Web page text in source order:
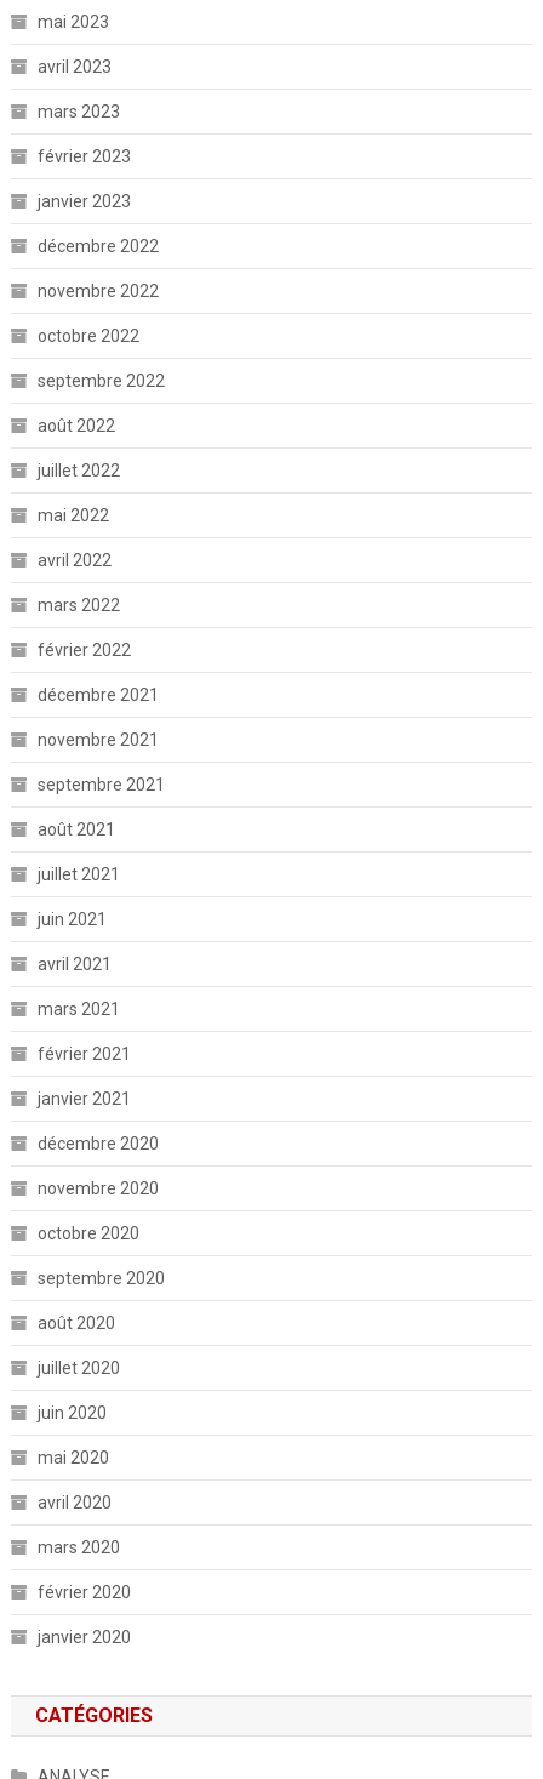
mai 2023
avril 2023
mars 2023
février 2023
janvier 2023
décembre 2022
novembre 2022
octobre 2022
septembre 2022
août 2022
juillet 2022
mai 2022
avril 2022
mars 2022
février 2022
décembre 2021
novembre 2021
septembre 2021
août 2021
juillet 2021
juin 2021
avril 2021
mars 2021
février 2021
janvier 2021
décembre 2020
novembre 2020
octobre 2020
septembre 2020
août 2020
juillet 2020
juin 2020
mai 2020
avril 2020
mars 2020
février 2020
janvier 2020
CATÉGORIES